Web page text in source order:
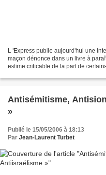
L 'Express publie aujourd'hui une
maçon dénonce dans un livre à
estime criticable de la part de
Antisémitisme,
»
Publié le 15/05/2006 à 18:13
Par Jean-Laurent Turbet